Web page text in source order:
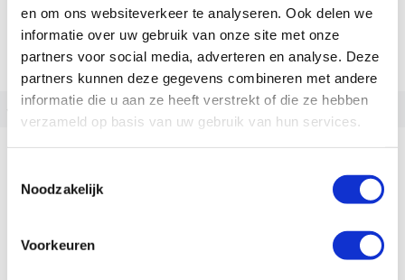
en om ons websiteverkeer te analyseren. Ook delen we
informatie over uw gebruik van onze site met onze
partners voor social media, adverteren en analyse. Deze
partners kunnen deze gegevens combineren met andere
informatie die u aan ze heeft verstrekt of die ze hebben
verzameld op basis van uw gebruik van hun services.
Noodzakelijk
Voorkeuren
3.999,00
weken